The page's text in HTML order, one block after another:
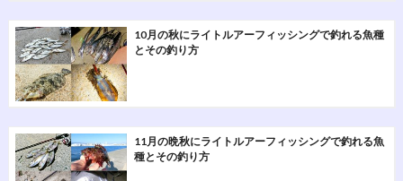
10月の秋にライトルアーフィッシングで釣れる魚種
とその釣り方
11月の晩秋にライトルアーフィッシングで釣れる魚
種とその釣り方